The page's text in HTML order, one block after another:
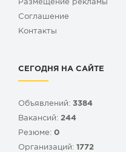
Размещение рекламы
Cоглашение
Контакты
СЕГОДНЯ НА САЙТЕ
Объявлений: 3384
Вакансий: 244
Резюме: 0
Организаций: 1772